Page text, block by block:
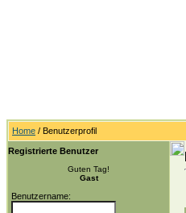
Home / Benutzerprofil
Registrierte Benutzer
Guten Tag!
Gast
Benutzername: